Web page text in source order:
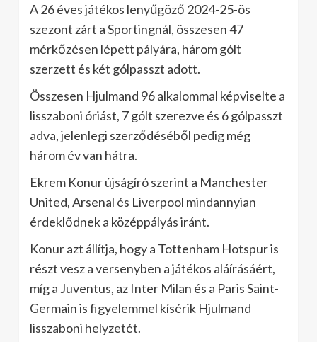
A 26 éves játékos lenyűgöző 2024-25-ös
szezont zárt a Sportingnál, összesen 47
mérkőzésen lépett pályára, három gólt
szerzett és két gólpasszt adott.
Összesen Hjulmand 96 alkalommal képviselte a
lisszaboni óriást, 7 gólt szerezve és 6 gólpasszt
adva, jelenlegi szerződéséből pedig még
három év van hátra.
Ekrem Konur újságíró szerint a Manchester
United, Arsenal és Liverpool mindannyian
érdeklődnek a középpályás iránt.
Konur azt állítja, hogy a Tottenham Hotspur is
részt vesz a versenyben a játékos aláírásáért,
míg a Juventus, az Inter Milan és a Paris Saint-
Germain is figyelemmel kísérik Hjulmand
lisszaboni helyzetét.